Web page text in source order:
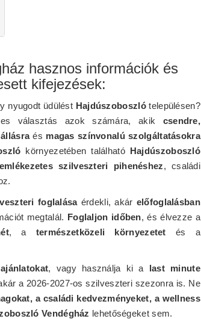
hasznos információk és
kifejezések:
nyugodt üdülést Hajdúszoboszlótelepülésen?
választás azok számára, akik csendre,
és magas színvonalú szolgáltatásokra
környezetében található Hajdúszoboszló
emlékezetes szilveszteri pihenéshez, családi
foglalásaérdekli, akár előfoglalásban
megtalál. Foglaljon időben, és élvezze a
, a természetközeli környezetet és a
, vagy használja ki a last minute
a 2026-2027-os szilveszteri szezonra is. Ne
a családi kedvezményeket, a wellness
Vendégház lehetőségeket sem.